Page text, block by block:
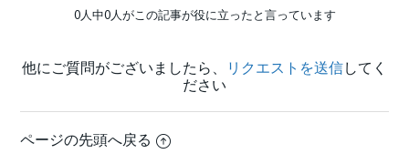
0人中0人がこの記事が役に立ったと言っています
他にご質問がございましたら、 リクエストを送信してく
ださい
ページの先頭へ戻る